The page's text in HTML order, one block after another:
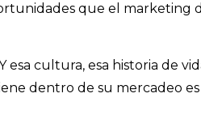
que el
cultura, esa historia de
dentro de su mercadeo